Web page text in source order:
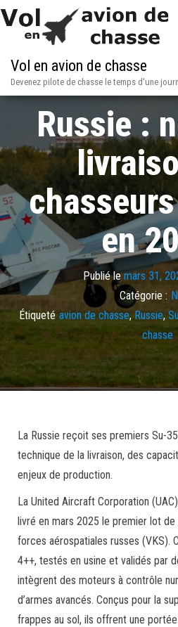
Vol en avion de chasse
Devenez pilote de chasse le temps d'une
Russie :
en
Publié lemars 31,
Catégorie :
Étiqueté avion de chasse, Russie,
chasse
La Russie reçoit ses premiers Su-
technique de la livraison, des
enjeux de production.
La United Aircraft Corporation
livré en mars 2025 le premier lot de
forces aérospatiales russes (VKS).
4++, testés en usine et validés par
intègrent des moteurs à contrôle
d’armes avancés. Conçus pour la
frappes au sol, ils offrent une